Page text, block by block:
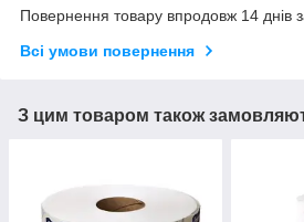
Повернення товару впродовж 14 днів
Всі умови повернення
З цим товаром також